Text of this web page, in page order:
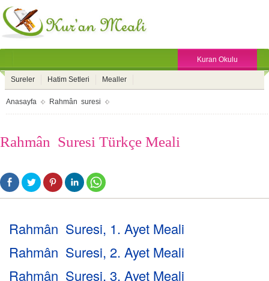
Kuran Okulu
Sureler Hatim Setleri Mealler
Anasayfa Rahmân suresi
Rahmân Suresi Türkçe Meali
Rahmân Suresi, 1. Ayet Meali
Rahmân Suresi, 2. Ayet Meali
Rahmân Suresi, 3. Ayet Meali